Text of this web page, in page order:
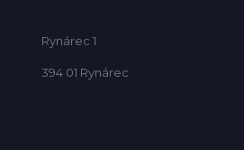
Rynárec 1
394 01 Rynárec